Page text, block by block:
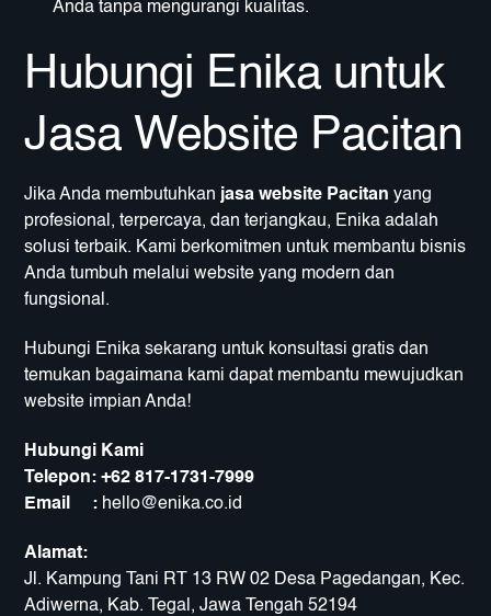
Anda tanpa mengurangi kualitas.
Hubungi Enika untuk
Jasa Website Pacitan
Jika Anda membutuhkan jasa website Pacitan yang
profesional, terpercaya, dan terjangkau, Enika adalah
solusi terbaik. Kami berkomitmen untuk membantu bisnis
Anda tumbuh melalui website yang modern dan
fungsional.
Hubungi Enika sekarang untuk konsultasi gratis dan
temukan bagaimana kami dapat membantu mewujudkan
website impian Anda!
Hubungi Kami
Telepon:+62 817-1731-7999
Email : hello@enika.co.id
Alamat:
Jl. Kampung Tani RT 13 RW 02 Desa Pagedangan, Kec.
Adiwerna, Kab. Tegal, Jawa Tengah 52194